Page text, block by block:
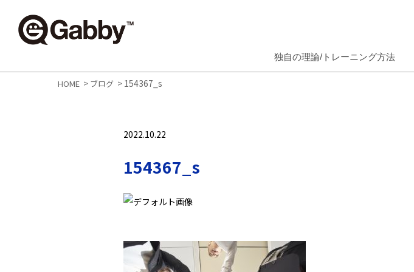
独自の理論/トレーニング方法
HOME > ブログ > 154367_s
2022.10.22
154367_s